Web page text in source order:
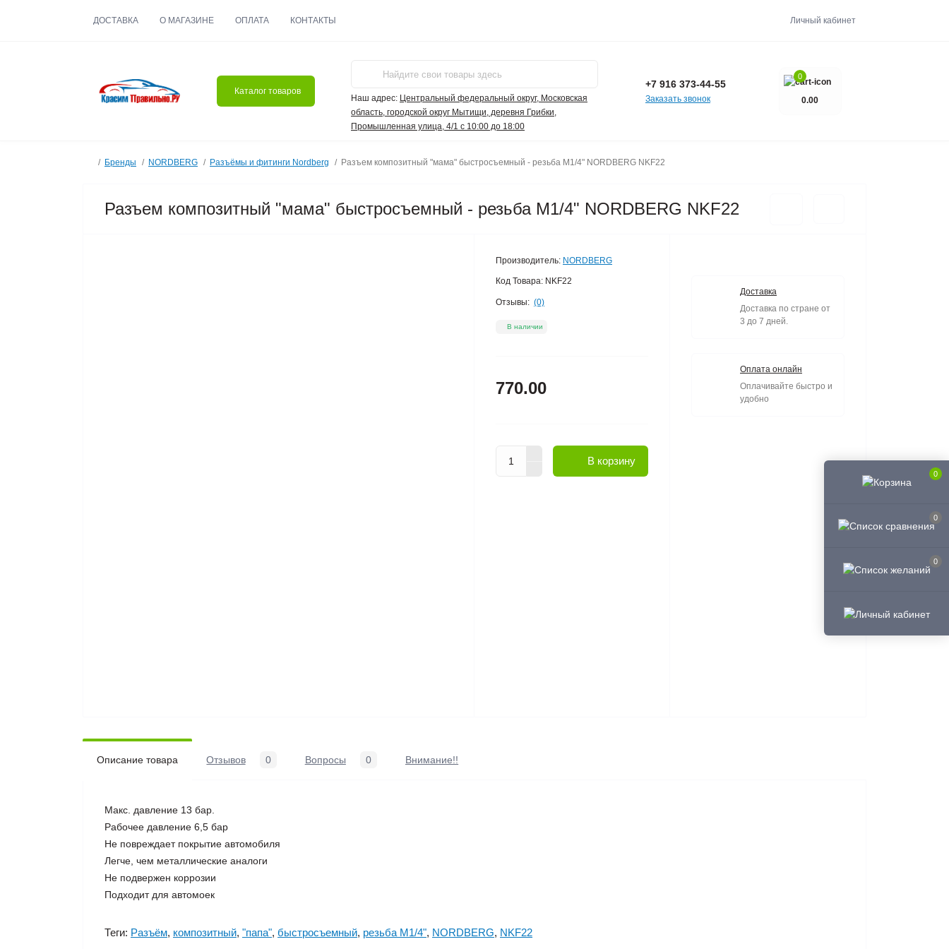
0
0
0
ДОСТАВКА О МАГАЗИНЕ ОПЛАТА КОНТАКТЫ Личный кабинет
Каталог товаров
Наш адрес: Центральный федеральный округ, Московская
область, городской округ Мытищи, деревня Грибки,
Промышленная улица, 4/1 с 10:00 до 18:00
+7 916 373-44-55
Заказать звонок
0
0.00
Бренды NORDBERG Разъёмы и фитинги Nordberg Разъем композитный "мама" быстросъемный - резьба M1/4" NORDBERG NKF22
Разъем композитный "мама" быстросъемный - резьба M1/4" NORDBERG NKF22
Производитель: NORDBERG
Код Товара: NKF22
Отзывы: (0)
В наличии
770.00
В корзину
Доставка
Доставка по стране от
3 до 7 дней.
Оплата онлайн
Оплачивайте быстро и
удобно
Описание товара Отзывов 0 Вопросы 0 Внимание!!
Макс. давление 13 бар.
Рабочее давление 6,5 бар
Не повреждает покрытие автомобиля
Легче, чем металлические аналоги
Не подвержен коррозии
Подходит для автомоек
Теги: Разъём, композитный, "папа", быстросъемный, резьба M1/4", NORDBERG, NKF22